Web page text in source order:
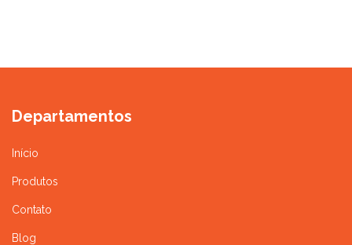
Departamentos
Início
Produtos
Contato
Blog